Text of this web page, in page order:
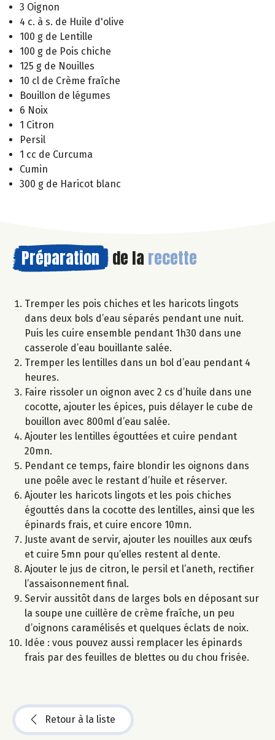
3 Oignon
4 c. à s. de Huile d'olive
100 g de Lentille
100 g de Pois chiche
125 g de Nouilles
10 cl de Crème fraîche
Bouillon de légumes
6 Noix
1 Citron
Persil
1 cc de Curcuma
Cumin
300 g de Haricot blanc
Préparation de la recette
Tremper les pois chiches et les haricots lingots
dans deux bols d’eau séparés pendant une nuit.
Puis les cuire ensemble pendant 1h30 dans une
casserole d’eau bouillante salée.
Tremper les lentilles dans un bol d’eau pendant 4
heures.
Faire rissoler un oignon avec 2 cs d’huile dans une
cocotte, ajouter les épices, puis délayer le cube de
bouillon avec 800ml d’eau salée.
Ajouter les lentilles égouttées et cuire pendant
20mn.
Pendant ce temps, faire blondir les oignons dans
une poêle avec le restant d’huile et réserver.
Ajouter les haricots lingots et les pois chiches
égouttés dans la cocotte des lentilles, ainsi que les
épinards frais, et cuire encore 10mn.
Juste avant de servir, ajouter les nouilles aux œufs
et cuire 5mn pour qu’elles restent al dente.
Ajouter le jus de citron, le persil et l’aneth, rectifier
l’assaisonnement final.
Servir aussitôt dans de larges bols en déposant sur
la soupe une cuillère de crème fraîche, un peu
d’oignons caramélisés et quelques éclats de noix.
Idée : vous pouvez aussi remplacer les épinards
frais par des feuilles de blettes ou du chou frisée.
Retour à la liste